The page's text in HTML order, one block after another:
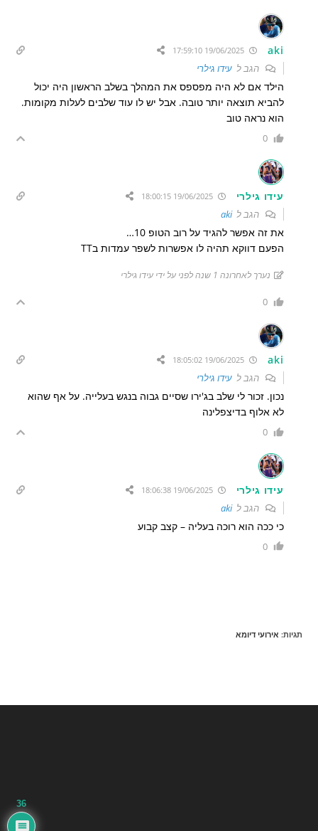
aki
הגב לעידו גילרי
הילד אם לא היה מפספס את המהלך בשלב הראשון היה יכול
להביא תוצאה יותר טובה. אבל יש לו עוד שלבים לעלות מקומות.
הוא נראה טוב
0
עידו גילרי 19/06/2025 18:00:15
הגב לaki
את זה אפשר להגיד על רוב הטופ 10…
הפעם דווקא תהיה לו אפשרות לשפר עמדות בTT
נערך לאחרונה 1 שנה לפני על ידי עידו גילרי
0
aki
הגב לעידו גילרי
נכון. זכור לי שלב בג'ירו שסיים גבוה בנגש בעלייה. על אף שהוא
לא אלוף בדיצפלינה
0
עידו גילרי 19/06/2025 18:06:38
הגב לaki
כי ככה הוא רוכה בעליה – קצב קבוע
0
תגיות: אירועי דיומא
36